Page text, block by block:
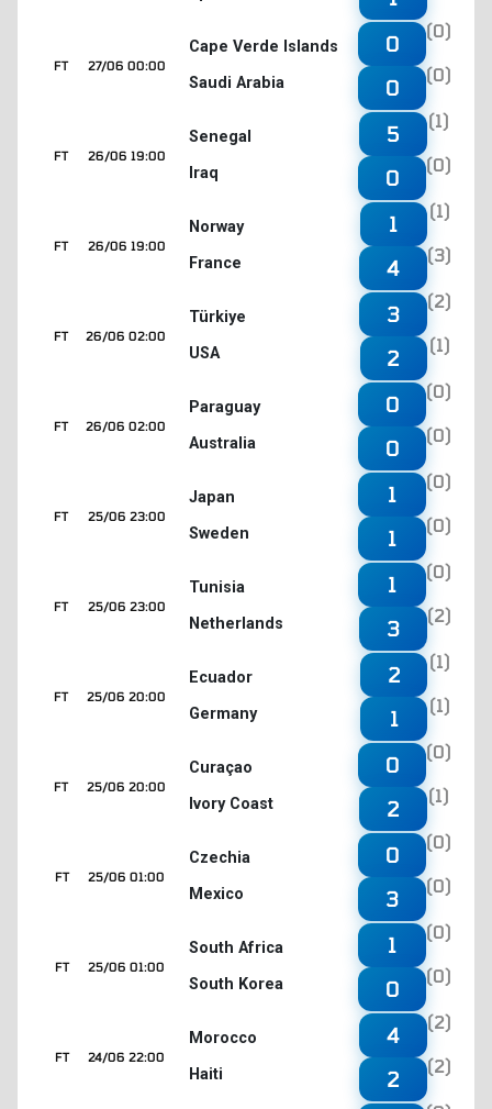
27/06 00:00
FT
Cape Verde Islands
Saudi Arabia
0
(0)
0
(0)
26/06 19:00
FT
Senegal
Iraq
5
(1)
0
(0)
26/06 19:00
FT
Norway
France
1
(1)
4
(3)
26/06 02:00
FT
Türkiye
USA
3
(2)
2
(1)
26/06 02:00
FT
Paraguay
Australia
0
(0)
0
(0)
25/06 23:00
FT
Japan
Sweden
1
(0)
1
(0)
25/06 23:00
FT
Tunisia
Netherlands
1
(0)
3
(2)
25/06 20:00
FT
Ecuador
Germany
2
(1)
1
(1)
25/06 20:00
FT
Curaçao
Ivory Coast
0
(0)
2
(1)
25/06 01:00
FT
Czechia
Mexico
0
(0)
3
(0)
25/06 01:00
FT
South Africa
South Korea
1
(0)
0
(0)
24/06 22:00
FT
Morocco
Haiti
4
(2)
2
(2)